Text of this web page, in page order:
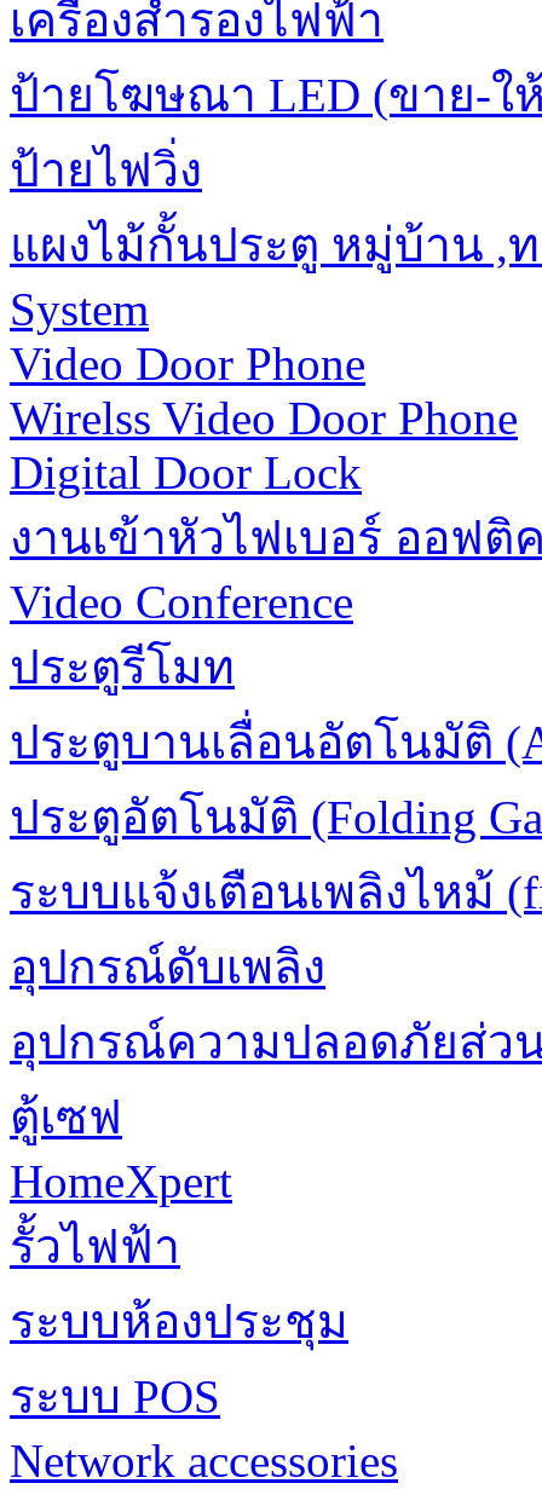
เครื่องสำรองไฟฟ้า
ป้ายโฆษณา LED (ขาย-ใ
ป้ายไฟวิ่ง
แผงไม้กั้นประตู หมู่บ้าน ,ท
System
Video Door Phone
Wirelss Video Door Phone
Digital Door Lock
งานเข้าหัวไฟเบอร์ ออฟติ
Video Conference
ประตูรีโมท
ประตูบานเลื่อนอัตโนมัติ
ประตูอัตโนมัติ (Folding
ระบบแจ้งเตือนเพลิงไหม้
อุปกรณ์ดับเพลิง
อุปกรณ์ความปลอดภัยส่ว
ตู้เซฟ
HomeXpert
รั้วไฟฟ้า
ระบบห้องประชุม
ระบบ POS
Network accessories